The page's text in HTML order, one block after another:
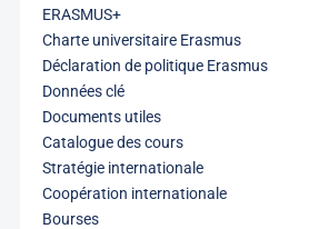
ERASMUS+
Charte universitaire Erasmus
Déclaration de politique Erasmus
Données clé
Documents utiles
Catalogue des cours
Stratégie internationale
Coopération internationale
Bourses